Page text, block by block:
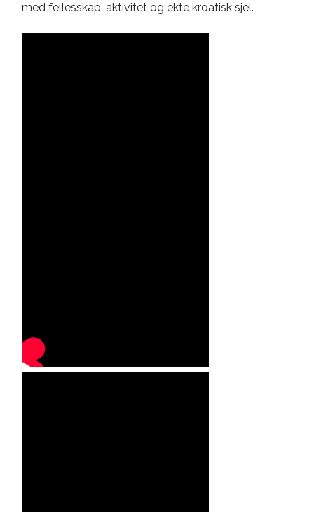
med fellesskap, aktivitet og ekte kroatisk sjel.